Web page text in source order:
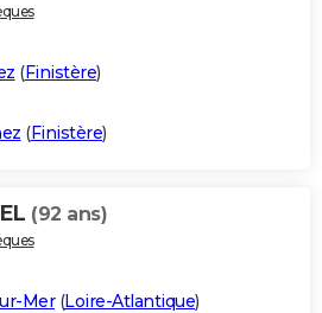
(Finistère)
(Finistère)
(92 ans)
Mer(Loire-Atlantique)